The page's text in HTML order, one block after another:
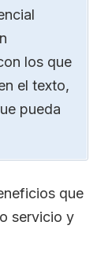
los que
el texto,
pueda
que
servicio y